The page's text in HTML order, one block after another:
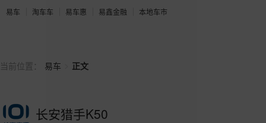
易车 淘车车 易车惠 易鑫金融 本地车市
当前位置： 易车 正文
长安猎手K50